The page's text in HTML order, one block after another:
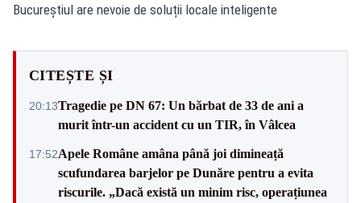
Bucureștiul are nevoie de soluții locale inteligente
CITEȘTE ȘI
20:13Tragedie pe DN 67: Un bărbat de 33 de ani a
murit într-un accident cu un TIR, în Vâlcea
17:52Apele Române amâna până joi dimineață
scufundarea barjelor pe Dunăre pentru a evita
riscurile. „Dacă există un minim risc, operațiunea